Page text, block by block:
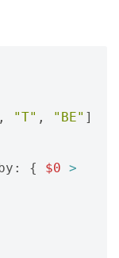
, "T" , "BE" ]
: { $0 >